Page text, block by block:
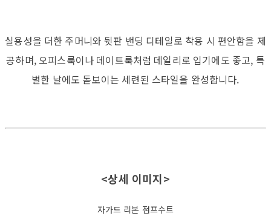
실용성을 더한 주머니와 뒷판 밴딩 디테일로 착용 시 편안함을 제
공하며, 오피스룩이나 데이트룩처럼 데일리로 입기에도 좋고, 특
별한 날에도 돋보이는 세련된 스타일을 완성합니다.
<상세 이미지>
자가드 리본 점프수트